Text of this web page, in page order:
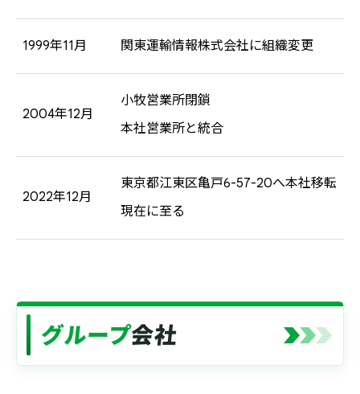
1999年11月 関東運輸情報株式会社に組織変更
2004年12月
小牧営業所閉鎖
本社営業所と統合
2022年12月
東京都江東区亀戸6-57-20へ本社移転
現在に至る
グループ会社